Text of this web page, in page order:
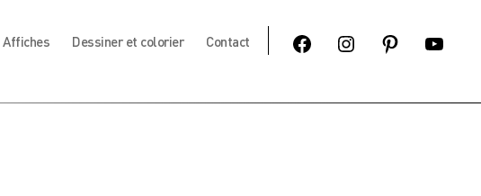
Affiches Dessiner et colorier Contact FacebookInstagramPinterestYoutube